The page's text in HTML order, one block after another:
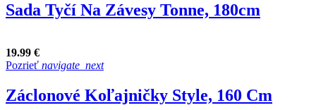
Sada Tyčí Na Závesy Tonne, 180cm
19.99 €
Pozrieť navigate_next
Záclonové Koľajničky Style, 160 Cm